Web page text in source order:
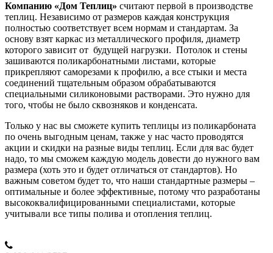
Компанию «Дом Теплиц» считают первой в производстве
теплиц. Независимо от размеров каждая конструкция
полностью соответствует всем нормам и стандартам. За
основу взят каркас из металлического профиля, диаметр
которого зависит от будущей нагрузки. Потолок и стены
зашиваются поликарбонатными листами, которые
прикрепляют саморезами к профилю, а все стыки и места
соединений тщательным образом обрабатываются
специальными силиконовыми растворами. Это нужно для
того, чтобы не было сквозняков и конденсата.
Только у нас вы сможете купить теплицы из поликарбоната
по очень выгодным ценам, также у нас часто проводятся
акции и скидки на разные виды теплиц. Если для вас будет
надо, то мы сможем каждую модель довести до нужного вам
размера (хоть это и будет отличаться от стандартов). Но
важным советом будет то, что наши стандартные размеры –
оптимальные и более эффективные, потому что разработаны
высококвалифицированными специалистами, которые
учитывали все типы полива и отопления теплиц.